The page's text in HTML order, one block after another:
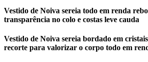
Vestido de Noiva sereia todo em renda
transparência no colo e costas leve cauda
Vestido de Noiva sereia bordado em
recorte para valorizar o corpo todo em